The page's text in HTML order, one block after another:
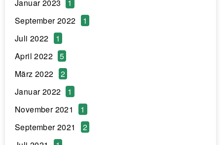
Januar 2023
1
September 2022
1
Juli 2022
1
April 2022
5
März 2022
2
Januar 2022
1
November 2021
1
September 2021
2